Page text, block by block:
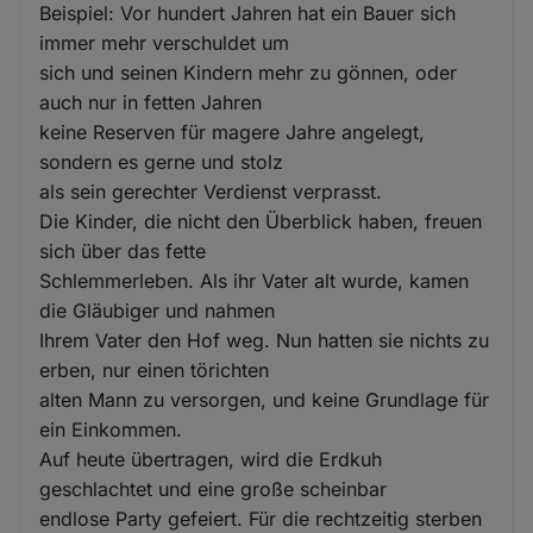
Beispiel: Vor hundert Jahren hat ein Bauer sich
immer mehr verschuldet um
sich und seinen Kindern mehr zu gönnen, oder
auch nur in fetten Jahren
keine Reserven für magere Jahre angelegt,
sondern es gerne und stolz
als sein gerechter Verdienst verprasst.
Die Kinder, die nicht den Überblick haben, freuen
sich über das fette
Schlemmerleben. Als ihr Vater alt wurde, kamen
die Gläubiger und nahmen
Ihrem Vater den Hof weg. Nun hatten sie nichts zu
erben, nur einen törichten
alten Mann zu versorgen, und keine Grundlage für
ein Einkommen.
Auf heute übertragen, wird die Erdkuh
geschlachtet und eine große scheinbar
endlose Party gefeiert. Für die rechtzeitig sterben